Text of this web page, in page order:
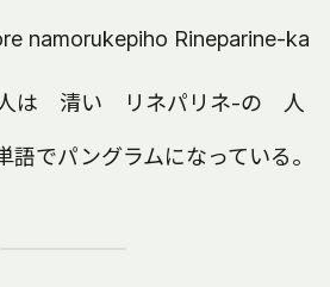
namorukepiho Rineparine-ka
は 清い リネパリネ-の 人
でパングラムになっている。